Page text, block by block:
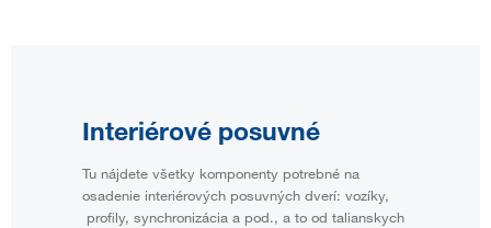
Interiérové posuvné
Tu nájdete všetky komponenty potrebné na
osadenie interiérových posuvných dverí: vozíky,
profily, synchronizácia a pod., a to od talianskych